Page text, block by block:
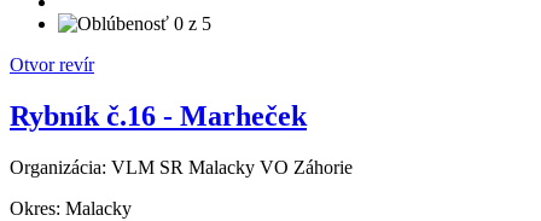
Otvor revír
Rybník č.16 - Marheček
Organizácia: VLM SR Malacky VO Záhorie
Okres: Malacky